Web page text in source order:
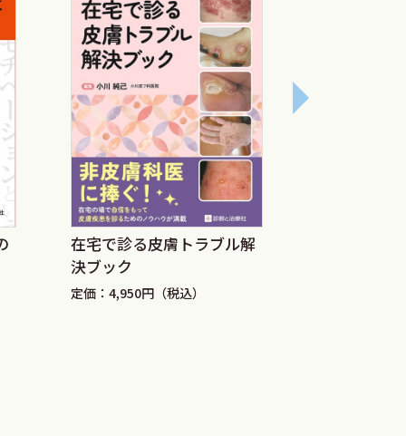
在宅で診る皮膚トラブル解
決ブック
定価：4,950円（税込）